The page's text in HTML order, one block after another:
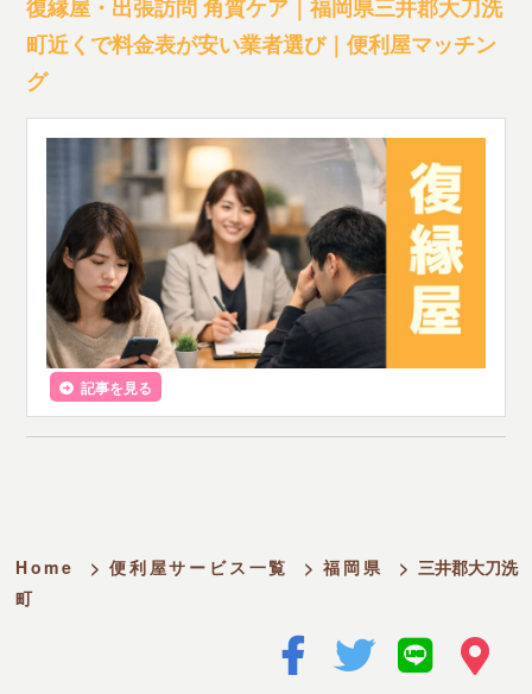
復縁屋・出張訪問 角質ケア｜福岡県三井郡大刀洗
町近くで料金表が安い業者選び｜便利屋マッチン
グ
記事を見る
Home > 便利屋サービス一覧 > 福岡県 > 三井郡大刀洗
町